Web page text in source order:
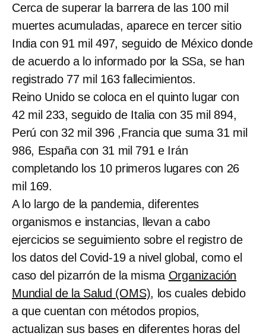
Cerca de superar la barrera de las 100 mil
muertes acumuladas, aparece en tercer sitio
India con 91 mil 497, seguido de México donde
de acuerdo a lo informado por la SSa, se han
registrado 77 mil 163 fallecimientos.
Reino Unido se coloca en el quinto lugar con
42 mil 233, seguido de Italia con 35 mil 894,
Perú con 32 mil 396 ,Francia que suma 31 mil
986, España con 31 mil 791 e Irán
completando los 10 primeros lugares con 26
mil 169.
A lo largo de la pandemia, diferentes
organismos e instancias, llevan a cabo
ejercicios se seguimiento sobre el registro de
los datos del Covid-19 a nivel global, como el
caso del pizarrón de la misma Organización
Mundial de la Salud (OMS), los cuales debido
a que cuentan con métodos propios,
actualizan sus bases en diferentes horas del